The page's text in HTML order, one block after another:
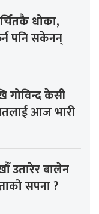
धोका,
पनि सकेनन्
गोविन्द केसी
आज भारी
उतारेर बालेन
सपना ?